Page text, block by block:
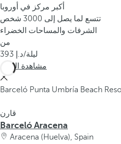
أكبر مركز في أوروبا
تتسع لما يصل إلى 3000 شخص
الشرفات والمساحات الخضراء
من
393
/ليلة
مشاهدة المزيد
Barceló Punta Umbría Beach
قارن
Barceló Aracena
Aracena (Huelva), Spain